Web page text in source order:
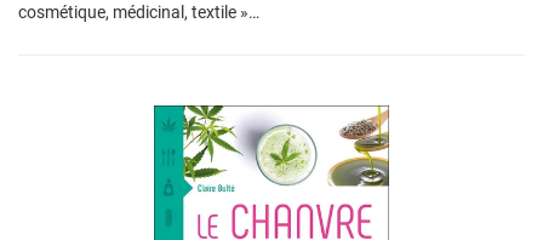
cosmétique, médicinal, textile »…